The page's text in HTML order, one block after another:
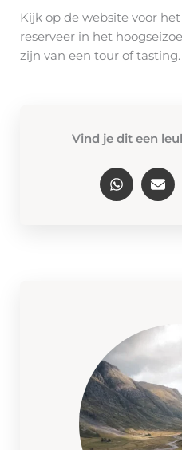
Kijk op de website voor
reserveer in het
zijn van een tour of tasting.
Vind je dit een